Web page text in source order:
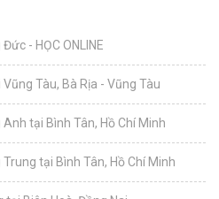
- HỌC ONLINE
Tàu, Bà Rịa - Vũng Tàu
tại Bình Tân, Hồ Chí Minh
tại Bình Tân, Hồ Chí Minh